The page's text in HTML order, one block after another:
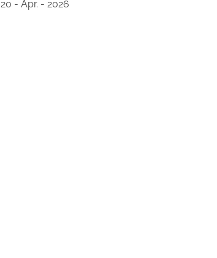
20 - Apr. - 2026